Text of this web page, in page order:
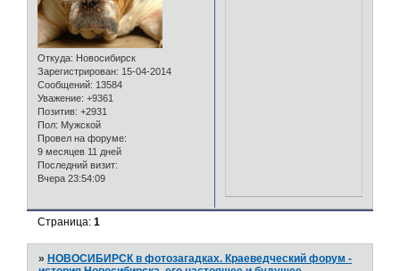
Откуда: Новосибирск
Зарегистрирован: 15-04-2014
Сообщений: 13584
Уважение: +9361
Позитив: +2931
Пол: Мужской
Провел на форуме:
9 месяцев 11 дней
Последний визит:
Вчера 23:54:09
Страница:1
» НОВОСИБИРСК в фотозагадках. Краеведческий форум -